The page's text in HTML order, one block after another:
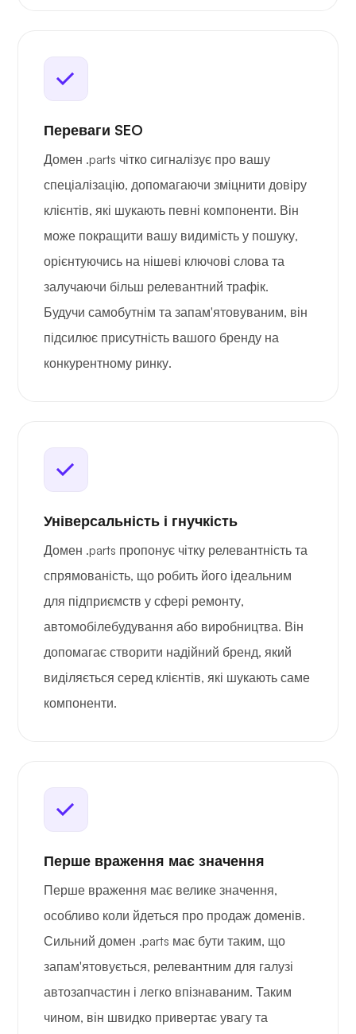
Переваги SEO
Домен .parts чітко сигналізує про вашу
спеціалізацію, допомагаючи зміцнити довіру
клієнтів, які шукають певні компоненти. Він
може покращити вашу видимість у пошуку,
орієнтуючись на нішеві ключові слова та
залучаючи більш релевантний трафік.
Будучи самобутнім та запам'ятовуваним, він
підсилює присутність вашого бренду на
конкурентному ринку.
Універсальність і гнучкість
Домен .parts пропонує чітку релевантність та
спрямованість, що робить його ідеальним
для підприємств у сфері ремонту,
автомобілебудування або виробництва. Він
допомагає створити надійний бренд, який
виділяється серед клієнтів, які шукають саме
компоненти.
Перше враження має значення
Перше враження має велике значення,
особливо коли йдеться про продаж доменів.
Сильний домен .parts має бути таким, що
запам'ятовується, релевантним для галузі
автозапчастин і легко впізнаваним. Таким
чином, він швидко привертає увагу та